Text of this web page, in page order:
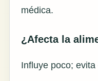
médica.
¿Afecta la
Influye poco;